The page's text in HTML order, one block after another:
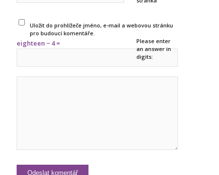
Uložit do prohlížeče jméno, e-mail a webovou stránku
pro budoucí komentáře.
Please enter
an answer in
digits:
eighteen − 4 =